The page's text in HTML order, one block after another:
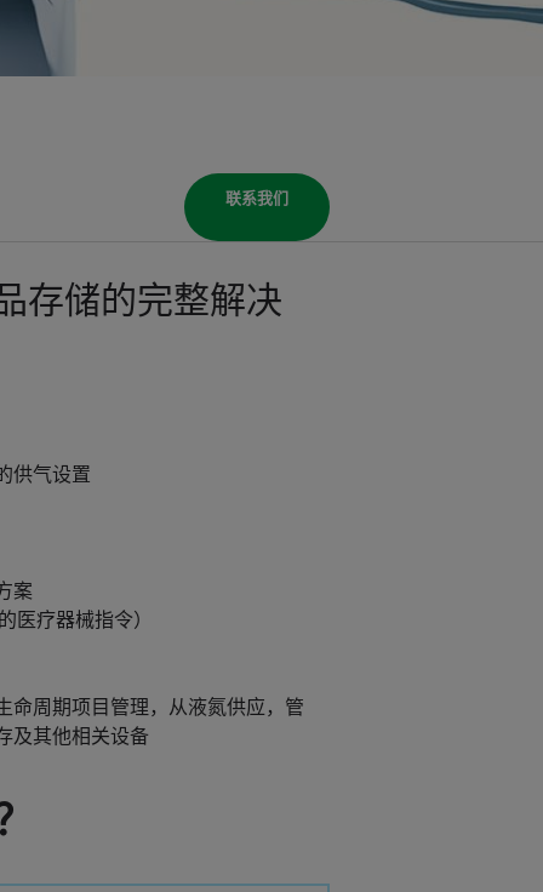
联系我们
存储的完整解决
供气设置
案
医疗器械指令）
命周期项目管理，从液氮供应，管
及其他相关设备